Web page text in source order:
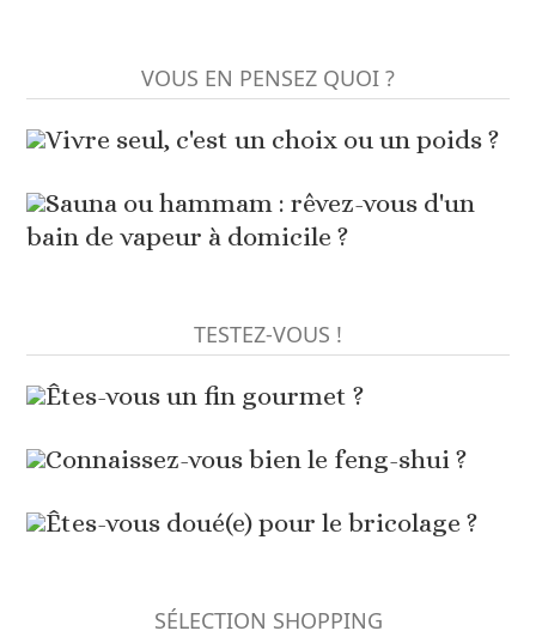
VOUS EN PENSEZ QUOI ?
Vivre seul, c'est un choix ou un poids ?
Sauna ou hammam : rêvez-vous d'un
bain de vapeur à domicile ?
TESTEZ-VOUS !
Êtes-vous un fin gourmet ?
Connaissez-vous bien le feng-shui ?
Êtes-vous doué(e) pour le bricolage ?
SÉLECTION SHOPPING